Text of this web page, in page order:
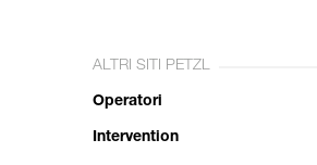
ALTRI SITI PETZL
Operatori
Intervention